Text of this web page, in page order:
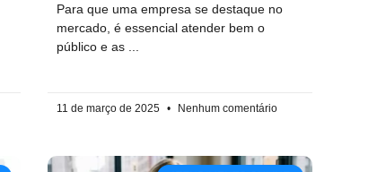
Para que uma empresa se destaque no
mercado, é essencial atender bem o
público e as
11 de março de 2025 Nenhum comentário